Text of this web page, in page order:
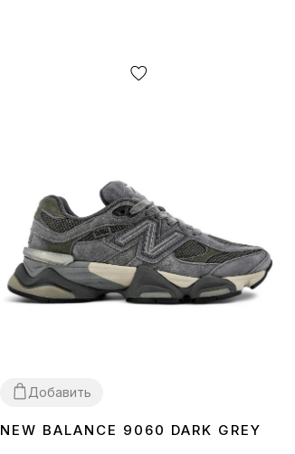
Добавить
3637 3839404142 43 4445
NEW BALANCE 9060 DARK GREY